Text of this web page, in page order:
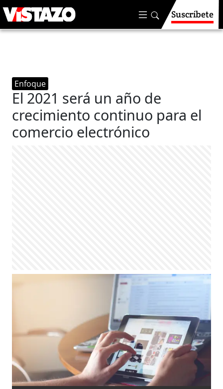
Suscríbete
Enfoque
El 2021 será un año de
crecimiento continuo para el
comercio electrónico